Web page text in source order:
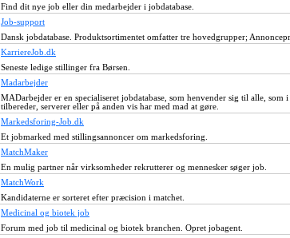
Find dit nye job eller din medarbejder i jobdatabase.
Job-support
Dansk jobdatabase. Produktsortimentet omfatter tre hovedgrupper;
KarriereJob.dk
Seneste ledige stillinger fra Børsen.
Madarbejder
MADarbejder er en specialiseret jobdatabase, som henvender sig til alle, som
tilbereder, serverer eller på anden vis har med mad at gøre.
Markedsforing-Job.dk
Et jobmarked med stillingsannoncer om markedsforing.
MatchMaker
En mulig partner når virksomheder rekrutterer og mennesker søger job.
MatchWork
Kandidaterne er sorteret efter præcision i matchet.
Medicinal og biotek job
Forum med job til medicinal og biotek branchen. Opret jobagent.